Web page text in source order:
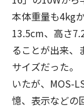
本体重量も4kg
13.5cm、高さ
ることが出来、
サイズだった。
いたが、MOS-
憶、表示などの